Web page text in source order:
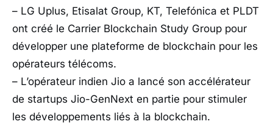
– LG Uplus, Etisalat Group, KT, Telefónica et PLDT
ont créé le Carrier Blockchain Study Group pour
développer une plateforme de blockchain pour les
opérateurs télécoms.
– L’opérateur indien Jio a lancé son accélérateur
de startups Jio-GenNext en partie pour stimuler
les développements liés à la blockchain.